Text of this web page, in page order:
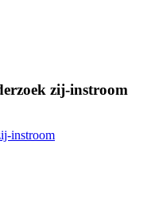
zij-instroom
instroom